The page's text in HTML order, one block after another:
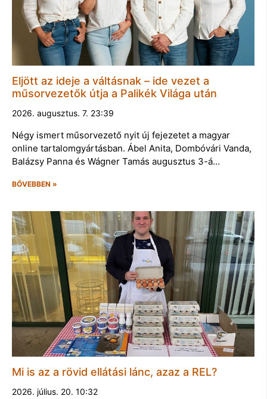
Eljött az ideje a váltásnak – ide vezet a
műsorvezetők útja a Palikék Világa után
2026. augusztus. 7. 23:39
Négy ismert műsorvezető nyit új fejezetet a magyar
online tartalomgyártásban. Ábel Anita, Dombóvári Vanda,
Balázsy Panna és Wágner Tamás augusztus 3-á…
BŐVEBBEN »
Mi is az a rövid ellátási lánc, azaz a REL?
2026. július. 20. 10:32